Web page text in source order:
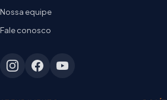
Nossa equipe
Fale conosco